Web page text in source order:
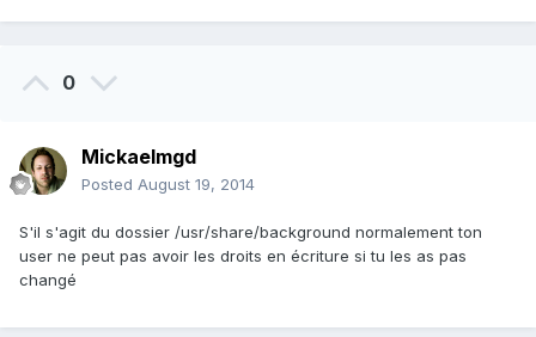
0
Mickaelmgd
Posted August 19, 2014
S'il s'agit du dossier /usr/share/background normalement ton
user ne peut pas avoir les droits en écriture si tu les as pas
changé